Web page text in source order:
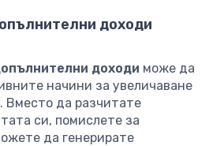
доходи
доходи може да
начини за увеличаване
Вместо да разчитате
си, помислете за
да генерирате